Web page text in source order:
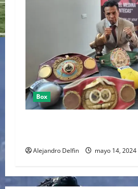
Box
Alejandro Delfin mayo 14, 2024